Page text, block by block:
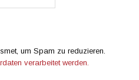
um Spam zu reduzieren.
verarbeitet werden.